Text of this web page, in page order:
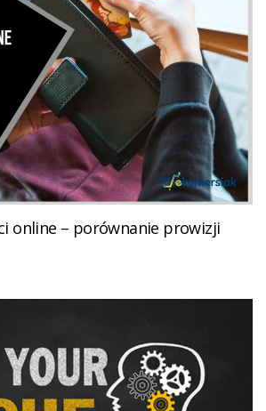
online – porównanie prowizji